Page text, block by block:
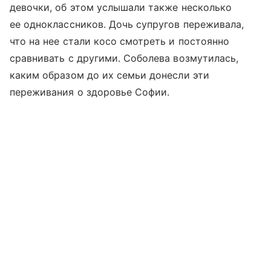
девочки, об этом услышали также несколько
ее одноклассников. Дочь супругов переживала,
что на нее стали косо смотреть и постоянно
сравнивать с другими. Соболева возмутилась,
каким образом до их семьи донесли эти
переживания о здоровье Софии.